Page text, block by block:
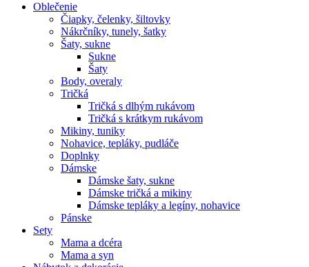
Oblečenie
Čiapky, čelenky, šiltovky
Nákrčníky, tunely, šatky
Šaty, sukne
Sukne
Šaty
Body, overaly
Tričká
Tričká s dlhým rukávom
Tričká s krátkym rukávom
Mikiny, tuniky
Nohavice, tepláky, pudláče
Doplnky
Dámske
Dámske šaty, sukne
Dámske tričká a mikiny
Dámske tepláky a legíny, nohavice
Pánske
Sety
Mama a dcéra
Mama a syn